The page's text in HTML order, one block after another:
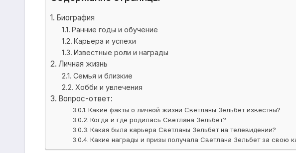
Биография
Ранние годы и обучение
Карьера и успехи
Известные роли и награды
Личная жизнь
Семья и близкие
Хобби и увлечения
Вопрос-ответ:
Какие факты о личной жизни Светланы Зельбет известны?
Когда и где родилась Светлана Зельбет?
Какая была карьера Светланы Зельбет на телевидении?
Какие награды и призы получала Светлана Зельбет за свою